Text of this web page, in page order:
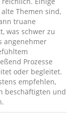
Themen sind,
truane
was schwer zu
angenehmer
Prozesse
oder begleitet.
empfehlen,
beschäftigten und